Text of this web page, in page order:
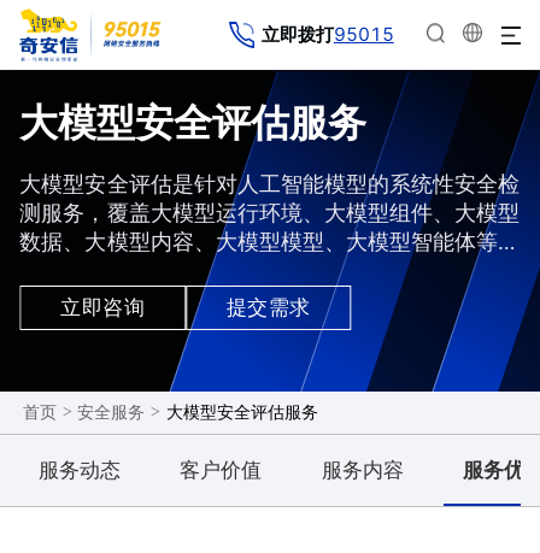
立即拨打95015
大模型安全评估服务
大模型安全评估是针对人工智能模型的系统性安全检
测服务，覆盖大模型运行环境、大模型组件、大模型
数据、大模型内容、大模型模型、大模型智能体等六
大核心维度。通过自动化工具与专家测试分析结合，
识别训练数据泄露风险、模型对抗攻击弱点、输出内
容合规性等问题，并提供修复方案。
立即咨询 提交需求
首页 > 安全服务 > 大模型安全评估服务
服务动态 客户价值 服务内容 服务优